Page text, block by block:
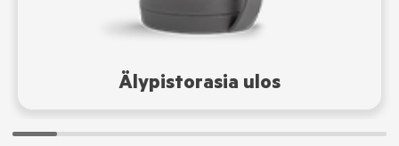
Älypistorasia ulos